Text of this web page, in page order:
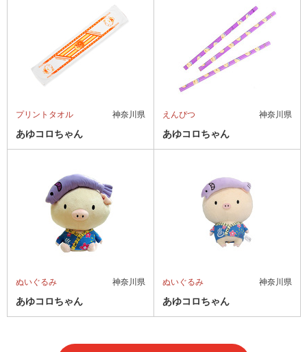
プリントタオル 神奈川県
あゆコロちゃん
えんぴつ 神奈川県
あゆコロちゃん
ぬいぐるみ 神奈川県
あゆコロちゃん
ぬいぐるみ 神奈川県
あゆコロちゃん